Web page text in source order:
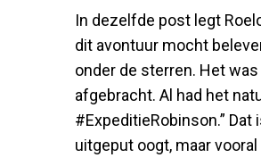
In dezelfde post legt
dit avontuur mocht
onder de sterren. Het
afgebracht. Al had het
#ExpeditieRobinson.”
uitgeput oogt, maar